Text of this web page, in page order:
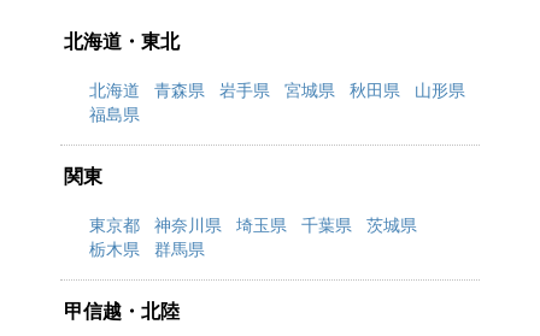
北海道・東北
北海道 青森県 岩手県 宮城県 秋田県
山形県
福島県
関東
東京都 神奈川県 埼玉県 千葉県
茨城県
栃木県
群馬県
甲信越・北陸